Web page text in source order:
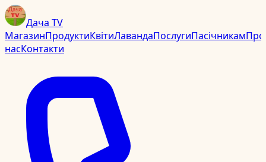
Дача TV
МагазинПродуктиКвітиЛавандаПослугиПасічникамПро
насКонтакти